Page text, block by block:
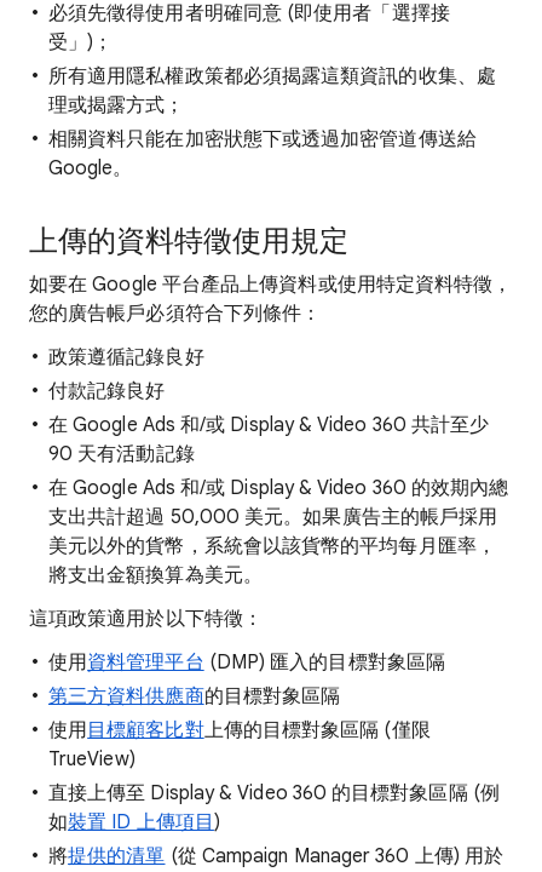
必須先徵得使用者明確同意 (即使用者「選擇接
受」)；
所有適用隱私權政策都必須揭露這類資訊的收集、處
理或揭露方式；
相關資料只能在加密狀態下或透過加密管道傳送給
Google。
上傳的資料特徵使用規定
如要在 Google 平台產品上傳資料或使用特定資料特徵，
您的廣告帳戶必須符合下列條件：
政策遵循記錄良好
付款記錄良好
在 Google Ads 和/或 Display & Video 360 共計至少
90 天有活動記錄
在 Google Ads 和/或 Display & Video 360 的效期內總
支出共計超過 50,000 美元。如果廣告主的帳戶採用
美元以外的貨幣，系統會以該貨幣的平均每月匯率，
將支出金額換算為美元。
這項政策適用於以下特徵：
使用資料管理平台 (DMP) 匯入的目標對象區隔
第三方資料供應商的目標對象區隔
使用 目標顧客比對上傳的目標對象區隔 (僅限
TrueView)
直接上傳至 Display & Video 360 的目標對象區隔 (例
如裝置 ID 上傳項目 )
將提供的清單 (從 Campaign Manager 360 上傳) 用於